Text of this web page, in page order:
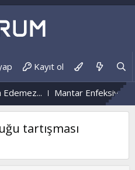
Kayıt ol
Mantar Enfeksiyonu
tartışması